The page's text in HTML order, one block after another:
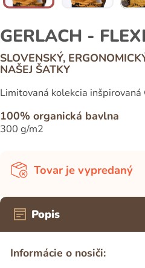
GERLACH -
SLOVENSKÝ,
NAŠEJ ŠATKY
Limitovaná kolekcia inšpirovaná
100% organická bavlna
300 g/m2
Tovar je vypredaný
Popis
Informácie o nosiči: